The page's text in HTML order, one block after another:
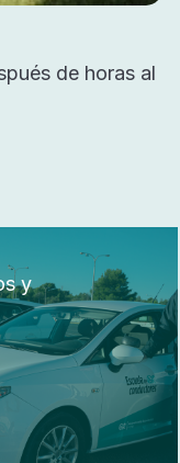
de horas al
y